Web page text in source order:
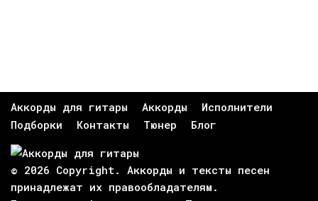
Аккорды для гитары Аккорды
Исполнители
Подборки
Контакты Тюнер Блог
© 2026 Copyright. Аккорды и тексты песен
принадлежат их правообладателям .